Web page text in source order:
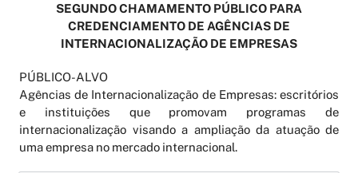
SEGUNDO CHAMAMENTO PÚBLICO PARA
CREDENCIAMENTO DE AGÊNCIAS DE
INTERNACIONALIZAÇÃO DE EMPRESAS
PÚBLICO-ALVO
Agências de Internacionalização de Empresas: escritórios
e instituições que promovam programas de
internacionalização visando a ampliação da atuação de
uma empresa no mercado internacional.